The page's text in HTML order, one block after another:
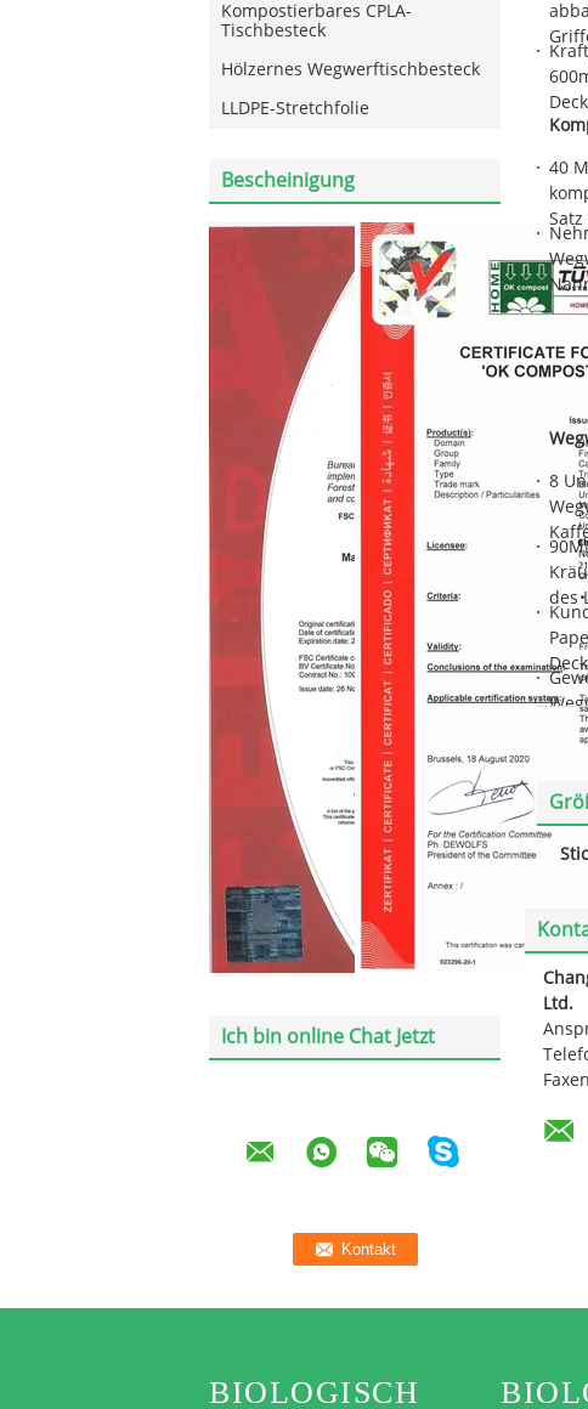
Kompostierbares CPLA-
Tischbesteck
Hölzernes Wegwerftischbesteck
LLDPE-Stretchfolie
Bescheinigung
Ich bin online Chat Jetzt
40
8
des
Ltd.
BIOLOGISCH